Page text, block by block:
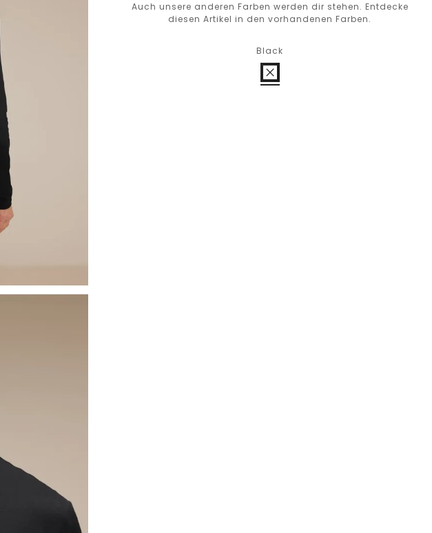
Auch unsere anderen Farben werden dir stehen. Entdecke
diesen Artikel in den vorhandenen Farben.
Black